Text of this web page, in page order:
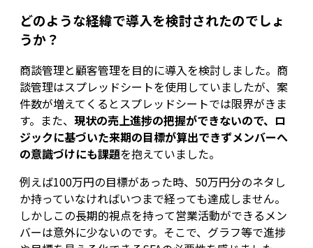
どのような経緯で導入を検討されたのでしょ
うか？
商談管理と顧客管理を目的に導入を検討しました。商
談管理はスプレッドシートを使用していましたが、案
件数が増えてくるとスプレッドシートでは限界がきま
す。また、 現状の売上進捗の把握ができないので、ロ
ジックに基づいた来期の目標が算出できずメンバーへ
の意識づけにも課題を抱えていました。
例えば100万円の目標があった時、50万円分のネタし
か持っていなければいつまで経っても達成しません。
しかしこの長期的視点を持って営業活動ができるメン
バーは意外に少ないのです。そこで、グラフ等で進捗